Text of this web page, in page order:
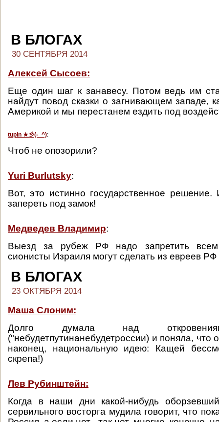
В БЛОГАХ
30 СЕНТЯБРЯ 2014
Алексей Сысоев:
Еще один шаг к занавесу. Потом ведь им
найдут повод сказки о загнивающем западе,
Америкой и мы перестанем ездить под
tupin ★彡(-_^):
Чтоб не опозорили?
Yuri Burlutsky:
Вот, это истинно государственное решение.
запереть под замок!
Медведев Владимир:
Выезд за рубеж РФ надо запретить
сионисты Израиля могут сделать из евреев
В БЛОГАХ
23 ОКТЯБРЯ 2014
Маша Слоним:
Долго думала над
("небудетпутинанебудетроссии) и поняла,
наконец, национальную идею: Кащей
скрепа!)
Лев Рубинштейн:
Когда в наши дни какой-нибудь
сервильного восторга мудила говорит, что